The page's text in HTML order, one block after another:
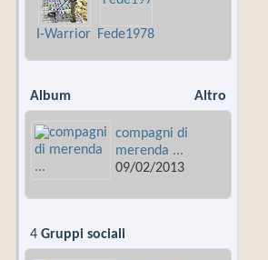
I-Warrior Fede1978
Altro
Album
compagni di
merenda ...
09/02/2013
4 Gruppi sociali